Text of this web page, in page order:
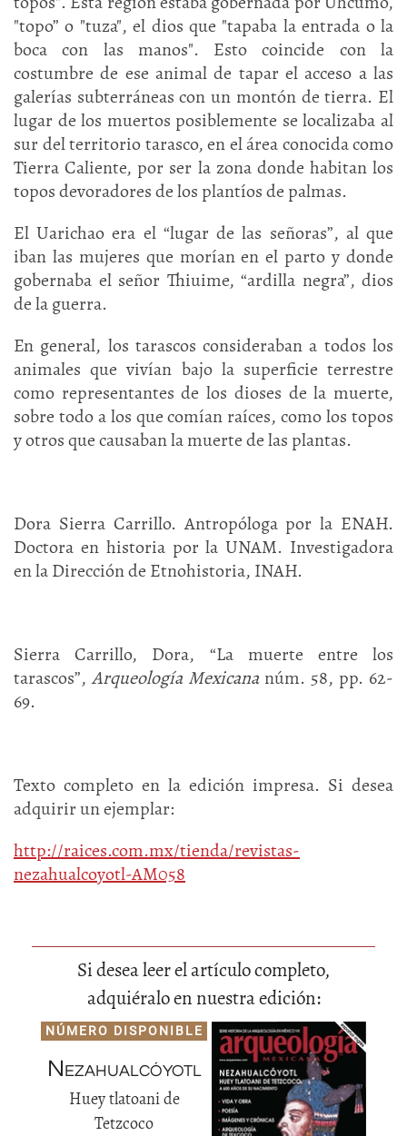
"topo” o "tuza", el dios que "tapaba la entrada o la
boca con las manos". Esto coincide con la
costumbre de ese animal de tapar el acceso a las
galerías subterráneas con un montón de tierra. El
lugar de los muertos posiblemente se localizaba al
sur del territorio tarasco, en el área conocida como
Tierra Caliente, por ser la zona donde habitan los
topos devoradores de los plantíos de palmas.
El Uarichao era el “lugar de las señoras”, al que
iban las mujeres que morían en el parto y donde
gobernaba el señor Thiuime, “ardilla negra”, dios
de la guerra.
En general, los tarascos consideraban a todos los
animales que vivían bajo la superficie terrestre
como representantes de los dioses de la muerte,
sobre todo a los que comían raíces, como los topos
y otros que causaban la muerte de las plantas.
Dora Sierra Carrillo. Antropóloga por la ENAH.
Doctora en historia por la UNAM. Investigadora
en la Dirección de Etnohistoria, INAH.
Sierra Carrillo, Dora, “La muerte entre los
tarascos”, Arqueología Mexicananúm. 58, pp. 62-
69.
Texto completo en la edición impresa. Si desea
adquirir un ejemplar:
http://raices.com.mx/tienda/revistas-
nezahualcoyotl-AM058
Si desea leer el artículo completo,
adquiéralo en nuestra edición:
NÚMERO DISPONIBLE
Nezahualcóyotl
Huey tlatoani de
Tetzcoco